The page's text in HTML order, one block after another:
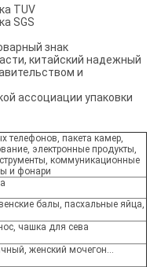
TUV
SGS
знак
китайский надежный
и
ассоциации упаковки
телефонов, пакета камер,
электронные продукты,
коммуникационные
и фонари
балы, пасхальные яйца,
чашка для сева
женский мочегон...